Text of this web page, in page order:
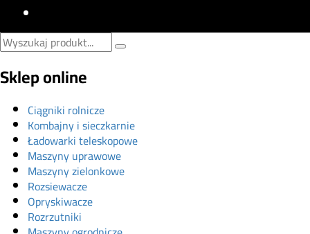
Sklep online
Ciągniki rolnicze
Kombajny i sieczkarnie
Ładowarki teleskopowe
Maszyny uprawowe
Maszyny zielonkowe
Rozsiewacze
Opryskiwacze
Rozrzutniki